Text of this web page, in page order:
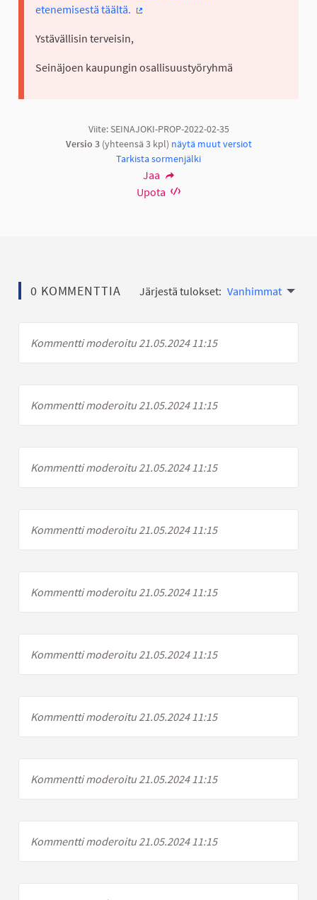
etenemisestä täältä.
Ystävällisin terveisin,
Seinäjoen kaupungin osallisuustyöryhmä
Viite: SEINAJOKI-PROP-2022-02-35
Versio 3(yhteensä 3 kpl) näytä muut versiot
Tarkista sormenjälki
Jaa
Upota
0 KOMMENTTIA Järjestä tulokset: Vanhimmat
Kommentti moderoitu 21.05.2024 11:15
Kommentti moderoitu 21.05.2024 11:15
Kommentti moderoitu 21.05.2024 11:15
Kommentti moderoitu 21.05.2024 11:15
Kommentti moderoitu 21.05.2024 11:15
Kommentti moderoitu 21.05.2024 11:15
Kommentti moderoitu 21.05.2024 11:15
Kommentti moderoitu 21.05.2024 11:15
Kommentti moderoitu 21.05.2024 11:15